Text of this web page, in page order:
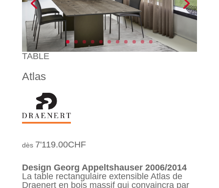
TABLE
Atlas
7'119.00CHF
Design Georg Appeltshauser 2006/2014
La table rectangulaire extensible Atlas de
Draenert en bois massif qui convaincra par